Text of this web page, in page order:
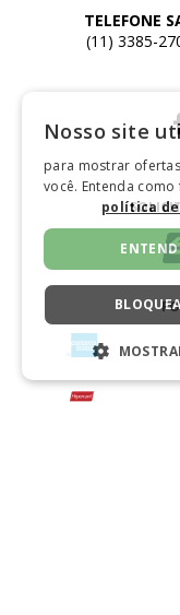
TELEFONE
(11) 3385-
Nosso site
para mostrar
você. Entenda
política